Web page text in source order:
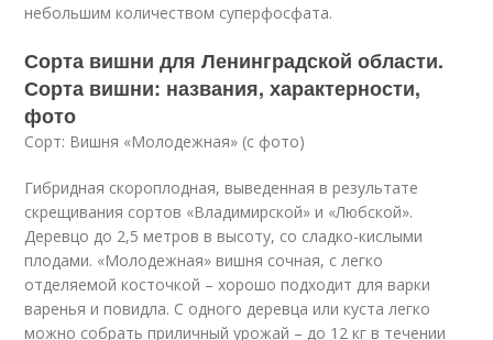
небольшим количеством суперфосфата.
Сорта вишни для Ленинградской области.
Сорта вишни: названия, характерности,
фото
Сорт: Вишня «Молодежная» (с фото)
Гибридная скороплодная, выведенная в результате
скрещивания сортов «Владимирской» и «Любской».
Деревцо до 2,5 метров в высоту, со сладко-кислыми
плодами. «Молодежная» вишня сочная, с легко
отделяемой косточкой – хорошо подходит для варки
варенья и повидла. С одного деревца или куста легко
можно собрать приличный урожай – до 12 кг в течении